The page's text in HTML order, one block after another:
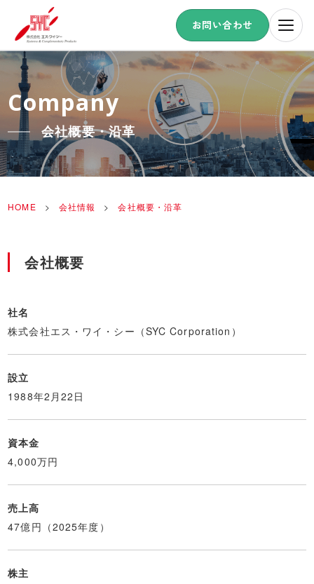
お問い合わせ
Company
会社概要・沿革
HOME > 会社情報 > 会社概要・沿革
会社概要
社名
株式会社エス・ワイ・シー（SYC Corporation）
設立
1988年2月22日
資本金
4,000万円
売上高
47億円（2025年度）
株主